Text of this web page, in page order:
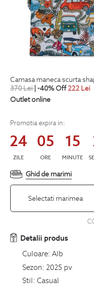
camasa maneca scurta
370Lei| -40% Off222 Lei
Outlet online
Promotia expira in:
24
ZILE
05
ORE
15
MINUTE
Ghid de marimi
Selectati marimea
Detalii produs
Culoare: Alb
Sezon: 2025 pv
Stil: Casual